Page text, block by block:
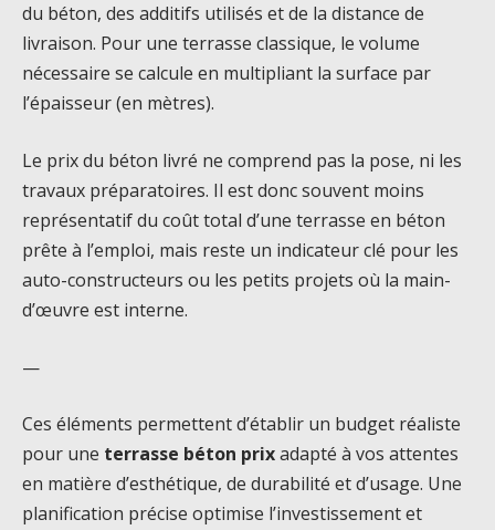
du béton, des additifs utilisés et de la distance de
livraison. Pour une terrasse classique, le volume
nécessaire se calcule en multipliant la surface par
l’épaisseur (en mètres).
Le prix du béton livré ne comprend pas la pose, ni les
travaux préparatoires. Il est donc souvent moins
représentatif du coût total d’une terrasse en béton
prête à l’emploi, mais reste un indicateur clé pour les
auto-constructeurs ou les petits projets où la main-
d’œuvre est interne.
—
Ces éléments permettent d’établir un budget réaliste
pour une terrasse béton prixadapté à vos attentes
en matière d’esthétique, de durabilité et d’usage. Une
planification précise optimise l’investissement et